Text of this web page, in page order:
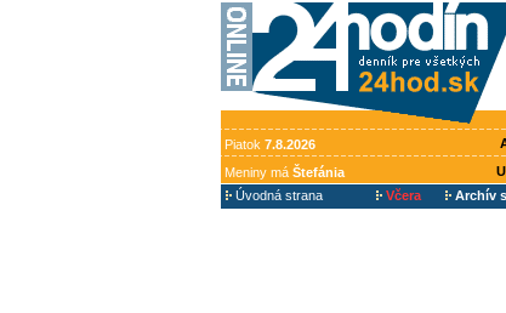
Piatok 7.8.2026
Meniny má Štefánia
Úvodná strana
Včera Archív